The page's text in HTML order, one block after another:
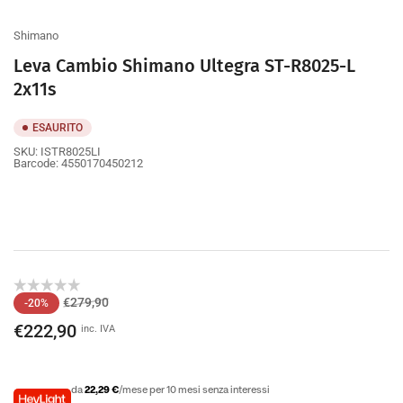
Shimano
Leva Cambio Shimano Ultegra ST-R8025-L
2x11s
ESAURITO
SKU: ISTR8025LI
Barcode: 4550170450212
Prezzo
di
-20% €279,90Prezzo
scontato
€222,90 inc. IVA
da22,29 €/mese per 10 mesi senza interessi